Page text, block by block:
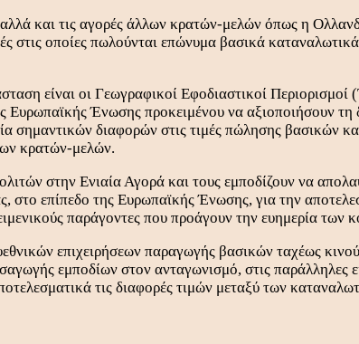
και τις αγορές άλλων κρατών-μελών όπως η
στις οποίες πωλούνται επώνυμα βασικά
είναι οι Γεωγραφικοί Εφοδιαστικοί
Ευρωπαϊκής Ένωσης προκειμένου να αξιοποιήσουν
σημαντικών διαφορών στις τιμές πώλησης βασικών
κρατών-μελών.
στην Ενιαία Αγορά και τους εμποδίζουν να
στο επίπεδο της Ευρωπαϊκής Ένωσης, για την
παράγοντες που προάγουν την ευημερία των
επιχειρήσεων παραγωγής βασικών ταχέως
εμποδίων στον ανταγωνισμό, στις
τις διαφορές τιμών μεταξύ των